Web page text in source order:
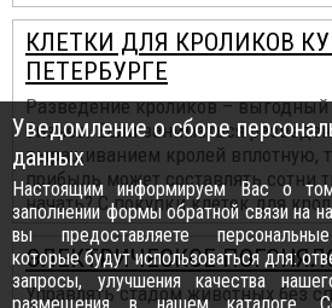
КЛЕТКИ ДЛЯ КРОЛИКОВ
ПЕТЕРБУРГЕ
Разведение кроликов –
бизнес. Если заниматься
выращиванием кролей вплотную,
прибыль может составлять сотни
начать? С покупки клеток для
ЭЛЕКТРИЧЕСКОЕ
Управлять стадом животных без
Уведомление о сборе
данных
Настоящим информируем Вас о
заполнении формы обратной связи на
вы предоставляете
которые будут использоваться для:
запросы, улучшения качества